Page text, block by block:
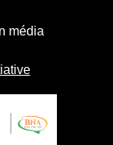
média